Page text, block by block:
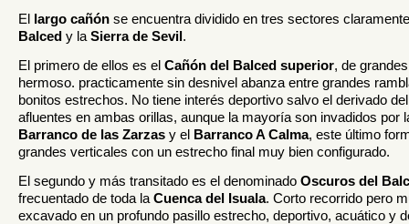
El
largo cañón se encuentra dividido en tres sectores
Balced y la Sierra de Sevil .
El primero de ellos es el Cañón del Balced superior, de
hermoso. practicamente sin desnivel abanza entre grandes
bonitos estrechos. No tiene interés deportivo salvo el derivado
afluentes en ambas orillas, aunque la mayoría son invadidos por
Barranco de las Zarzas y el Barranco A Calma, este último
grandes verticales con un estrecho final muy bien configurado.
El segundo y más transitado es el denominado Oscuros del
frecuentado de toda la Cuenca del Isuala. Corto recorrido pero
excavado en un profundo pasillo estrecho, deportivo, acuático y